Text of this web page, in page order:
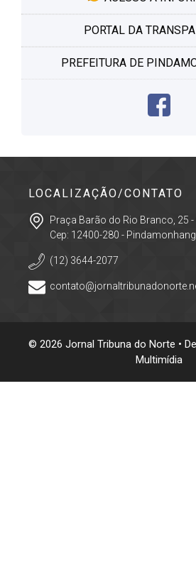
PORTAL DA
PREFEITURA DE
LOCALIZAÇÃO/CONTATO
Praça Barão do Rio Branco, 25 -
Cep: 12400-280 -
(12) 3644-2077
© 2026 Jornal Tribuna do Norte •
Multimídia